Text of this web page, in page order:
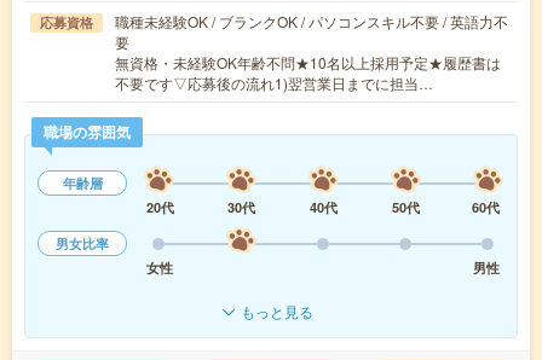
応募資格
職種未経験OK / ブランクOK / パソコンスキル不要 / 英語力不
要
無資格・未経験OK年齢不問★10名以上採用予定★履歴書は
不要です▽応募後の流れ1)翌営業日までに担当…
職場の雰囲気
年齢層
20代
30代 40代 50代
60代
男女比率
女性
男性
もっと見る